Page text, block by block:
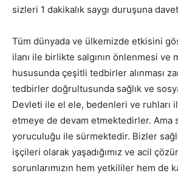
sizleri 1 dakikalık saygı duruşuna
Tüm dünyada ve ülkemizde etkisini
ilanı ile birlikte salgının önlenmesi ve
hususunda çeşitli tedbirler alınması
tedbirler doğrultusunda sağlık ve
Devleti ile el ele, bedenleri ve ruhları
etmeye de devam etmektedirler. Ama
yoruculuğu ile sürmektedir. Bizler
işçileri olarak yaşadığımız ve acil
sorunlarımızın hem yetkililer hem de